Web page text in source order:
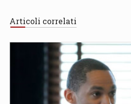
Articoli correlati